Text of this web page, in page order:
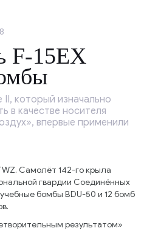
F-15EX
II, который изначально
в качестве носителя
впервые применили
Самолёт 142-го крыла
гвардии Соединённых
бомбы BDU-50 и 12 бомб
результатом»